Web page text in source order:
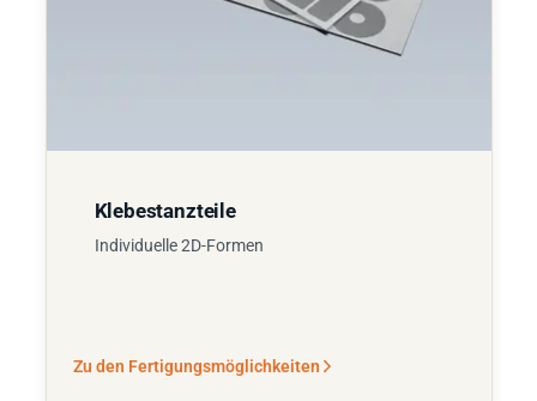
Klebestanzteile
Individuelle 2D-Formen
Zu den Fertigungsmöglichkeiten